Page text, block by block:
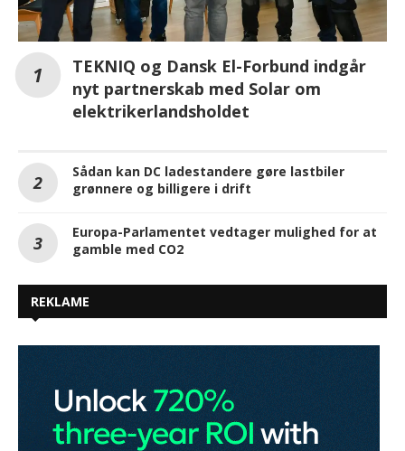
TEKNIQ og Dansk El-Forbund indgår
nyt partnerskab med Solar om
elektrikerlandsholdet
Sådan kan DC ladestandere gøre lastbiler
grønnere og billigere i drift
Europa-Parlamentet vedtager mulighed for at
gamble med CO2
REKLAME